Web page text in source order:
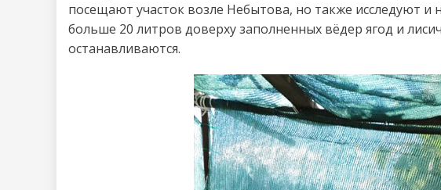
посещают участок возле Небытова, но также исследуют
больше 20 литров доверху заполненных вёдер ягод и
останавливаются.